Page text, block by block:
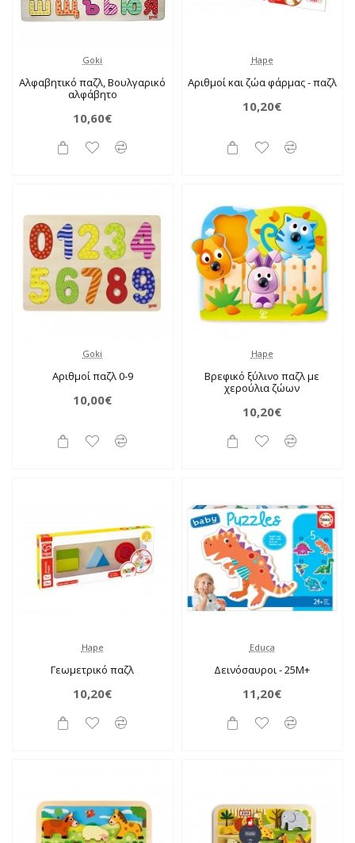
Goki
Αλφαβητικό παζλ, Βουλγαρικό
αλφάβητο
10,60€
Hape
Αριθμοί και ζώα φάρμας - παζλ
10,20€
Goki
Αριθμοί παζλ 0-9
10,00€
Hape
Βρεφικό ξύλινο παζλ με
χερούλια ζώων
10,20€
Hape
Γεωμετρικό παζλ
10,20€
Educa
Δεινόσαυροι - 25M+
11,20€